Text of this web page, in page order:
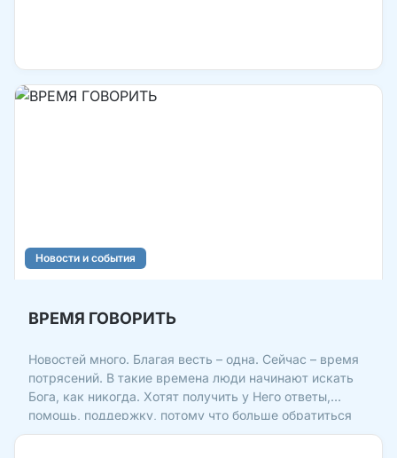
Новости и события
ВРЕМЯ ГОВОРИТЬ
Новостей много. Благая весть – одна. Сейчас – время
потрясений. В такие времена люди начинают искать
Бога, как никогда. Хотят получить у Него ответы,
помощь, поддержку, потому что больше обратиться
не к кому. И мы, люди, знающие Своего Бога, – можем